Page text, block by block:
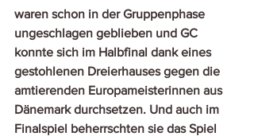
waren schon in der Gruppenphase
ungeschlagen geblieben und GC
konnte sich im Halbfinal dank eines
gestohlenen Dreierhauses gegen die
amtierenden Europameisterinnen aus
Dänemark durchsetzen. Und auch im
Finalspiel beherrschten sie das Spiel